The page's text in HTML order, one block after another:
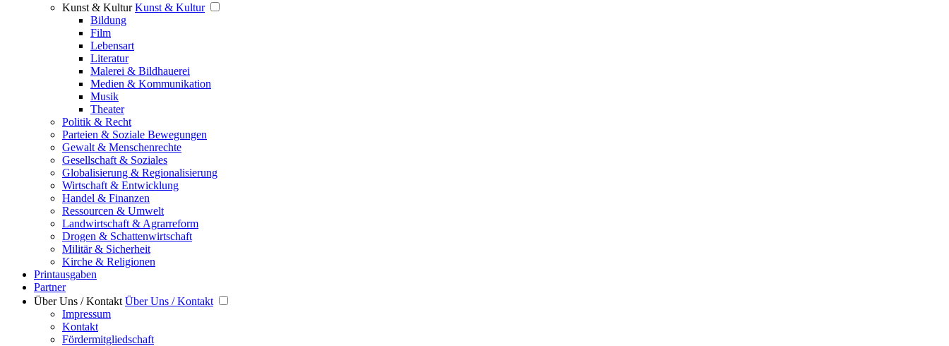
Kunst & Kultur Kunst & Kultur
Bildung
Film
Lebensart
Literatur
Malerei & Bildhauerei
Medien & Kommunikation
Musik
Theater
Politik & Recht
Parteien & Soziale Bewegungen
Gewalt & Menschenrechte
Gesellschaft & Soziales
Globalisierung & Regionalisierung
Wirtschaft & Entwicklung
Handel & Finanzen
Ressourcen & Umwelt
Landwirtschaft & Agrarreform
Drogen & Schattenwirtschaft
Militär & Sicherheit
Kirche & Religionen
Printausgaben
Partner
Über Uns / Kontakt Über Uns / Kontakt
Impressum
Kontakt
Fördermitgliedschaft